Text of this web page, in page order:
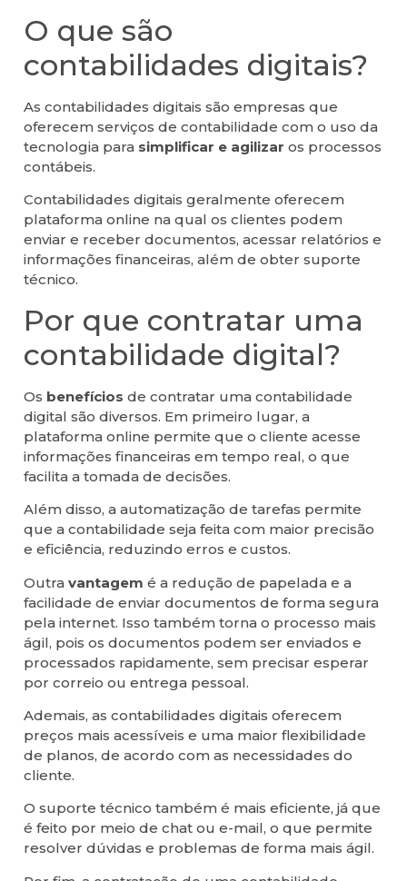
O que são
contabilidades digitais?
As contabilidades digitais são empresas que
oferecem serviços de contabilidade com o uso da
tecnologia para simplificar e agilizar os processos
contábeis.
Contabilidades digitais geralmente oferecem
plataforma online na qual os clientes podem
enviar e receber documentos, acessar relatórios e
informações financeiras, além de obter suporte
técnico.
Por que contratar uma
contabilidade digital?
Os benefícios de contratar uma contabilidade
digital são diversos. Em primeiro lugar, a
plataforma online permite que o cliente acesse
informações financeiras em tempo real, o que
facilita a tomada de decisões.
Além disso, a automatização de tarefas permite
que a contabilidade seja feita com maior precisão
e eficiência, reduzindo erros e custos.
Outra vantagem é a redução de papelada e a
facilidade de enviar documentos de forma segura
pela internet. Isso também torna o processo mais
ágil, pois os documentos podem ser enviados e
processados rapidamente, sem precisar esperar
por correio ou entrega pessoal.
Ademais, as contabilidades digitais oferecem
preços mais acessíveis e uma maior flexibilidade
de planos, de acordo com as necessidades do
cliente.
O suporte técnico também é mais eficiente, já que
é feito por meio de chat ou e-mail, o que permite
resolver dúvidas e problemas de forma mais ágil.